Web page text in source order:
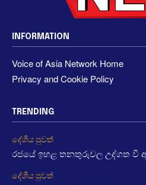
INFORMATION
Voice of Asia Network Home
Privacy and Cookie Policy
TRENDING
දේශීය පුවත්
රජයේ ඉහළ තනතුරුවල උද්ගත වී
දේශීය පුවත්